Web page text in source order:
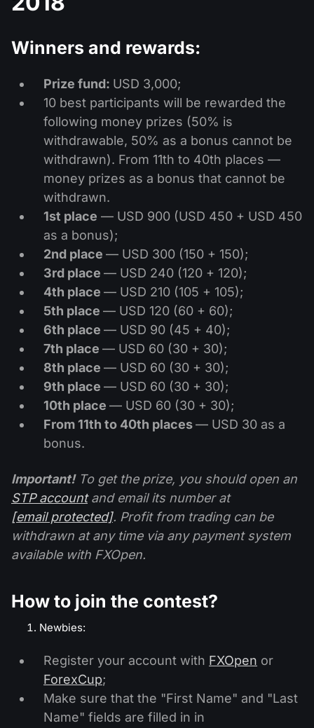
Ações
Criptomoedas
Calendário de dividendos
Fórum Forex
O que é negociação de CFDs?
O que é negociação ECN?
O que é um corretor Forex?
História
Contate-nos
Winners and rewards:
Prize fund: USD 3,000;
10 best participants will be rewarded the
following money prizes (50% is
withdrawable, 50% as a bonus cannot be
withdrawn). From 11th to 40th places —
money prizes as a bonus that cannot be
withdrawn.
1st place — USD 900 (USD 450 + USD 450
as a bonus);
2nd place — USD 300 (150 + 150);
3rd place — USD 240 (120 + 120);
4th place — USD 210 (105 + 105);
5th place — USD 120 (60 + 60);
6th place — USD 90 (45 + 40);
7th place — USD 60 (30 + 30);
8th place — USD 60 (30 + 30);
9th place — USD 60 (30 + 30);
10th place — USD 60 (30 + 30);
From 11th to 40th places— USD 30 as a
bonus.
Important!To get the prize, you should open an
STP accountand email its number at
[email protected]. Profit from trading can be
withdrawn at any time via any payment system
available with FXOpen.
How to join the contest?
Newbies:
Register your account with FXOpen or
ForexCup;
Make sure that the "First Name" and "Last
Name" fields are filled in in